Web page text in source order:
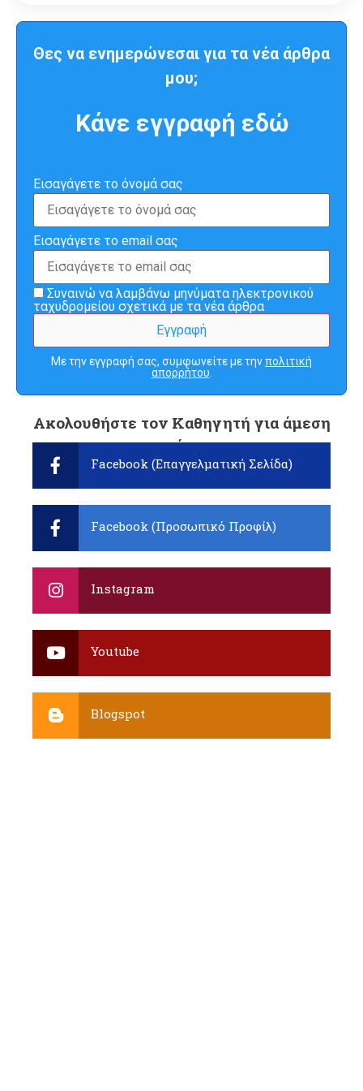
Θες να ενημερώνεσαι για τα νέα άρθρα
μου;
Κάνε εγγραφή εδώ
Εισαγάγετε το όνομά σας
Εισαγάγετε το email σας
Συναινώ να λαμβάνω μηνύματα ηλεκτρονικού
ταχυδρομείου σχετικά με τα νέα άρθρα
Με την εγγραφή σας, συμφωνείτε με τηνπολιτική
απορρήτου
Ακολουθήστε τον Καθηγητή για άμεση
ενημέρωση:
Facebook (Επαγγελματική Σελίδα)
Facebook (Προσωπικό Προφίλ)
Instagram
Youtube
Blogspot